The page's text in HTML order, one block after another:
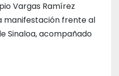
Vargas Ramírez
manifestación frente al
Sinaloa, acompañado